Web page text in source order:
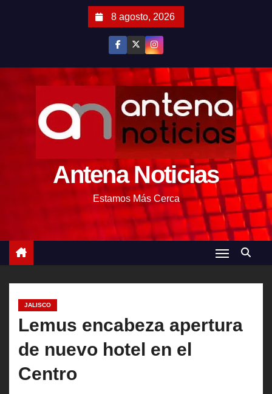
8 agosto, 2026
Antena Noticias
Estamos Más Cerca
JALISCO
Lemus encabeza apertura
de nuevo hotel en el
Centro